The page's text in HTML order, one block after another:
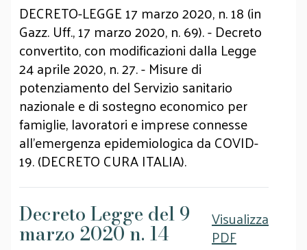
DECRETO-LEGGE 17 marzo 2020, n. 18 (in
Gazz. Uff., 17 marzo 2020, n. 69). - Decreto
convertito, con modificazioni dalla Legge
24 aprile 2020, n. 27. - Misure di
potenziamento del Servizio sanitario
nazionale e di sostegno economico per
famiglie, lavoratori e imprese connesse
all'emergenza epidemiologica da COVID-
19. (DECRETO CURA ITALIA).
Decreto Legge del 9
marzo 2020 n. 14
Visualizza
PDF